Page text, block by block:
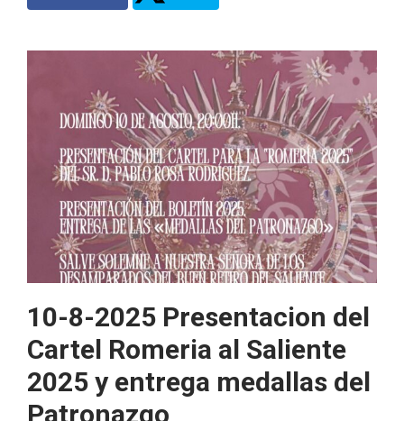
10-8-2025 Presentacion del
Cartel Romeria al Saliente
2025 y entrega medallas del
Patronazgo